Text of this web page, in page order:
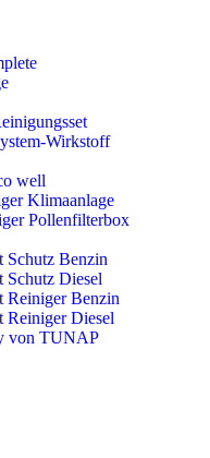
Wirkstoff
well
Klimaanlage
Pollenfilterbox
Benzin
Diesel
Reiniger Benzin
Diesel